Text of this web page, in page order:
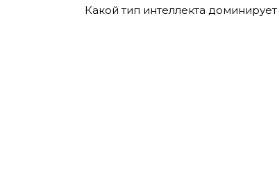
Какой тип интеллекта доминирует